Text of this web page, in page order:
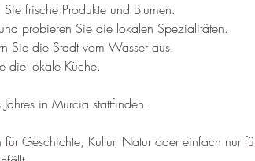
frische Produkte und Blumen.
probieren Sie die lokalen Spezialitäten.
Sie die Stadt vom Wasser aus.
die lokale Küche.
in Murcia stattfinden.
Geschichte, Kultur, Natur oder einfach nur